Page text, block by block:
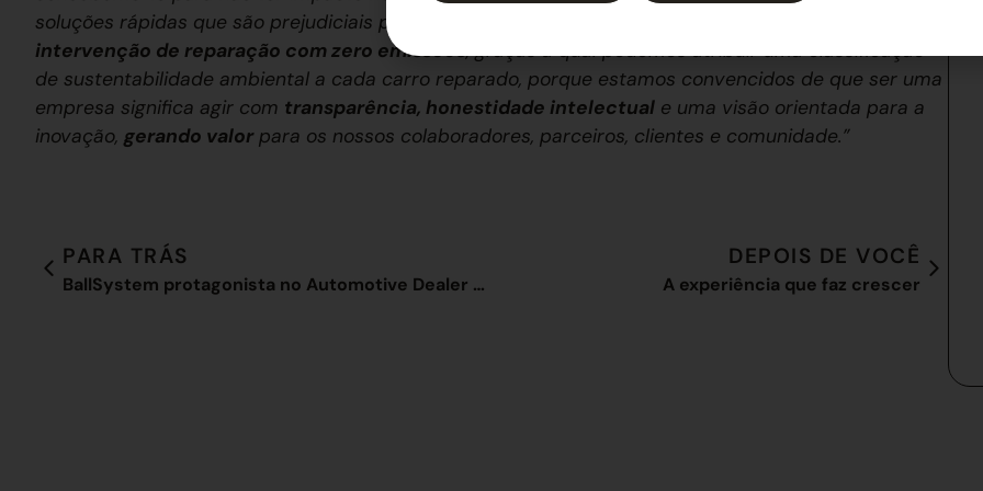
soluções rápidas que são prejudiciais para o ecossistema. Orgulhamo-nos de ter concebido uma
intervenção de reparação com zero emissões, graças à qual podemos atribuir uma classificação
de sustentabilidade ambiental a cada carro reparado, porque estamos convencidos de que ser uma
empresa significa agir com transparência, honestidade intelectual e uma visão orientada para a
inovação, gerando valorpara os nossos colaboradores, parceiros, clientes e comunidade.”
PARA TRÁS
BallSystem protagonista no Automotive Dealer Day 2019
DEPOIS DE VOCÊ
A experiência que faz crescer